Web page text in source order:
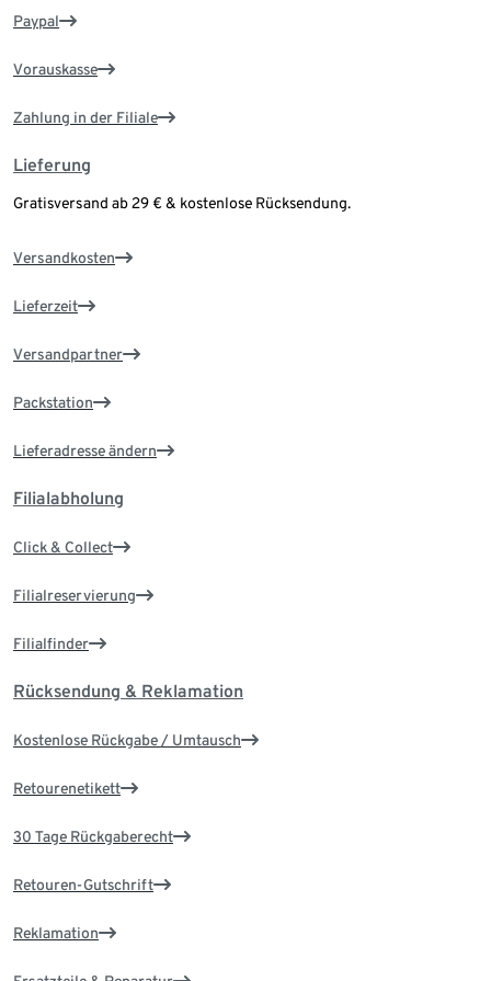
Paypal
Vorauskasse
Zahlung in der Filiale
Lieferung
Gratisversand ab 29 € & kostenlose Rücksendung.
Versandkosten
Lieferzeit
Versandpartner
Packstation
Lieferadresse ändern
Filialabholung
Click & Collect
Filialreservierung
Filialfinder
Rücksendung & Reklamation
Kostenlose Rückgabe / Umtausch
Retourenetikett
30 Tage Rückgaberecht
Retouren-Gutschrift
Reklamation